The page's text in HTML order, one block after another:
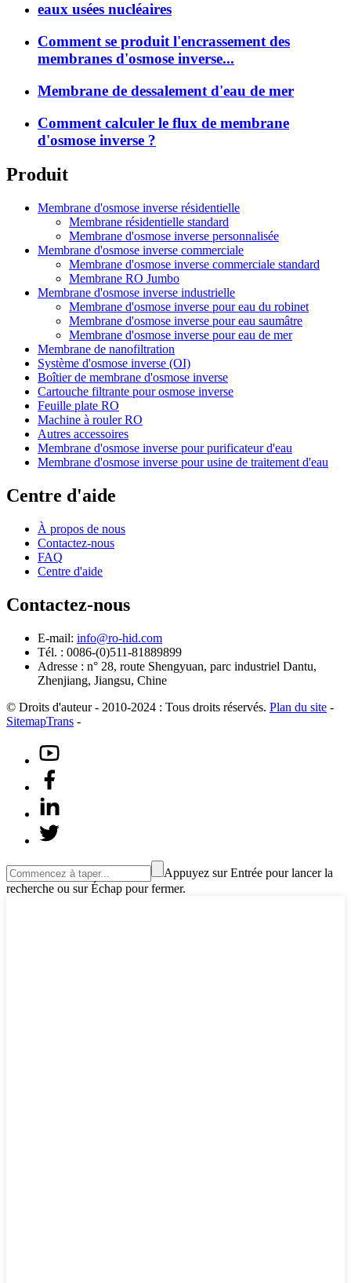
eaux usées nucléaires
Comment se produit l'encrassement des
membranes d'osmose inverse...
Membrane de dessalement d'eau de mer
Comment calculer le flux de membrane
d'osmose inverse ?
Produit
Membrane d'osmose inverse résidentielle
Membrane résidentielle standard
Membrane d'osmose inverse personnalisée
Membrane d'osmose inverse commerciale
Membrane d'osmose inverse commerciale standard
Membrane RO Jumbo
Membrane d'osmose inverse industrielle
Membrane d'osmose inverse pour eau du robinet
Membrane d'osmose inverse pour eau saumâtre
Membrane d'osmose inverse pour eau de mer
Membrane de nanofiltration
Système d'osmose inverse (OI)
Boîtier de membrane d'osmose inverse
Cartouche filtrante pour osmose inverse
Feuille plate RO
Machine à rouler RO
Autres accessoires
Membrane d'osmose inverse pour purificateur d'eau
Membrane d'osmose inverse pour usine de traitement d'eau
Centre d'aide
À propos de nous
Contactez-nous
FAQ
Centre d'aide
Contactez-nous
E-mail: info@ro-hid.com
Tél. : 0086-(0)511-81889899
Adresse : n° 28, route Shengyuan, parc industriel Dantu,
Zhenjiang, Jiangsu, Chine
© Droits d'auteur - 2010-2024 : Tous droits réservés. Plan du site -
SitemapTrans -
Appuyez sur Entrée pour lancer la
recherche ou sur Échap pour fermer.